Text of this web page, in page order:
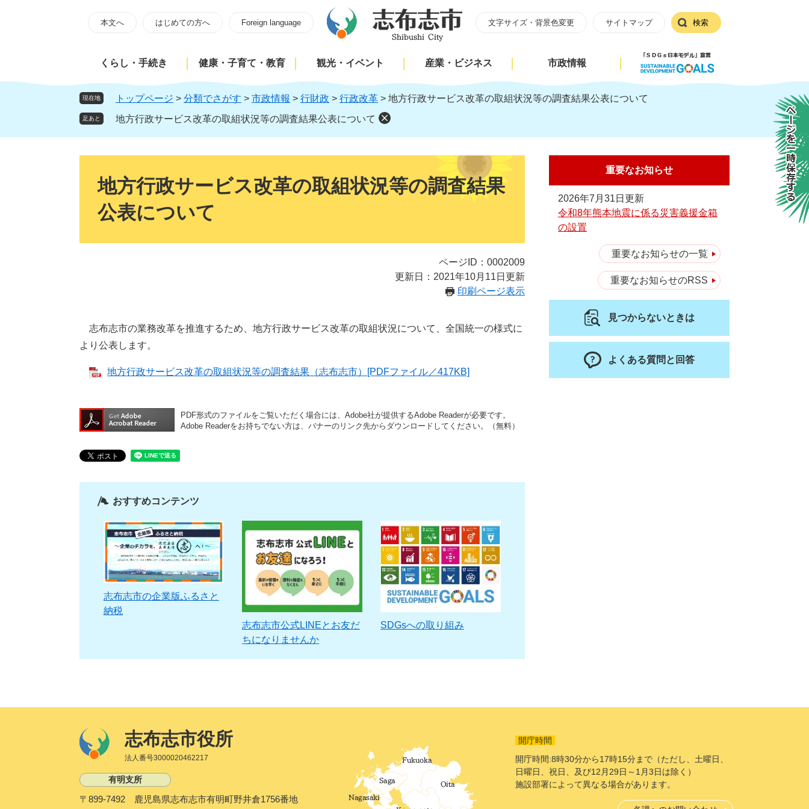
頭
飛
本
本文へ はじめての方へ Foreign language 文字サイズ・背景色変更 サイトマップ 検索
くらし・手続き 健康・子育て・教育 観光・イベント 産業・ビジネス 市政情報
現在地 トップページ > 分類でさがす > 市政情報 > 行財政 > 行政改革 > 地方行政サービス改革の取組状況等の調査結果公表について
足あと 地方行政サービス改革の取組状況等の調査結果公表について
地方行政サービス改革の取組状況等の調査結果
公表について
ページID：0002009
更新日：2021年10月11日更新
印刷ページ表示
志布志市の業務改革を推進するため、地方行政サービス改革の取組状況について、全国統一の様式に
より公表します。
地方行政サービス改革の取組状況等の調査結果（志布志市）[PDFファイル／417KB]
PDF形式のファイルをご覧いただく場合には、Adobe社が提供するAdobe Readerが必要です。
Adobe Readerをお持ちでない方は、バナーのリンク先からダウンロードしてください。（無料）
おすすめコンテンツ
志布志市の企業版ふるさと
納税
志布志市公式LINEとお友だ
ちになりませんか
SDGsへの取り組み
重要なお知らせ
2026年7月31日更新
令和8年熊本地震に係る災害義援金箱
の設置
重要なお知らせの一覧
重要なお知らせのRSS
見つからないときは
よくある質問と回答
志布志市役所
法人番号3000020462217
有明支所
〒899-7492 鹿児島県志布志市有明町野井倉1756番地
開庁時間
開庁時間:8時30分から17時15分まで（ただし、土曜日、
日曜日、祝日、及び12月29日～1月3日は除く）
施設部署によって異なる場合があります。
ページを一時保存する